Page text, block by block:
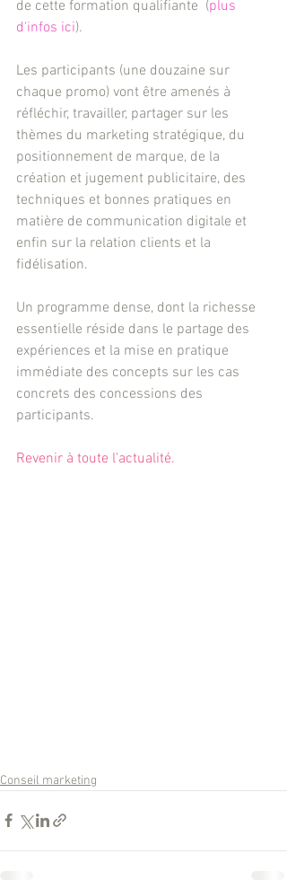
de cette formation qualifiante  (plus
d'infos ici).
Les participants (une douzaine sur
chaque promo) vont être amenés à
réfléchir, travailler, partager sur les
thèmes du marketing stratégique, du
positionnement de marque, de la
création et jugement publicitaire, des
techniques et bonnes pratiques en
matière de communication digitale et
enfin sur la relation clients et la
fidélisation.
Un programme dense, dont la richesse
essentielle réside dans le partage des
expériences et la mise en pratique
immédiate des concepts sur les cas
concrets des concessions des
participants.
Revenir à toute l'actualité.
Conseil marketing